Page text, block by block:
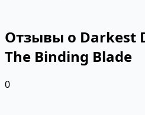
Отзывы о Darkest
The Binding Blade
0